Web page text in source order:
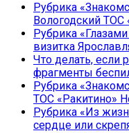
Рубрика
Вологодский
Рубрика
визитка
Что делать,
фрагменты
Рубрика
ТОС «Ракитино»
Рубрика «Из
сердце или